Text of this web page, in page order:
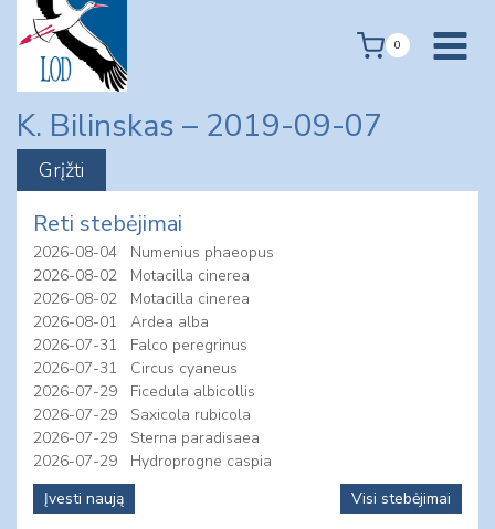
content
0
K. Bilinskas – 2019-09-07
Reti stebėjimai
2026-08-04
Numenius phaeopus
2026-08-02
Motacilla cinerea
2026-08-02
Motacilla cinerea
2026-08-01
Ardea alba
2026-07-31
Falco peregrinus
2026-07-31
Circus cyaneus
2026-07-29
Ficedula albicollis
2026-07-29
Saxicola rubicola
2026-07-29
Sterna paradisaea
2026-07-29
Hydroprogne caspia
Įvesti naują
Visi stebėjimai